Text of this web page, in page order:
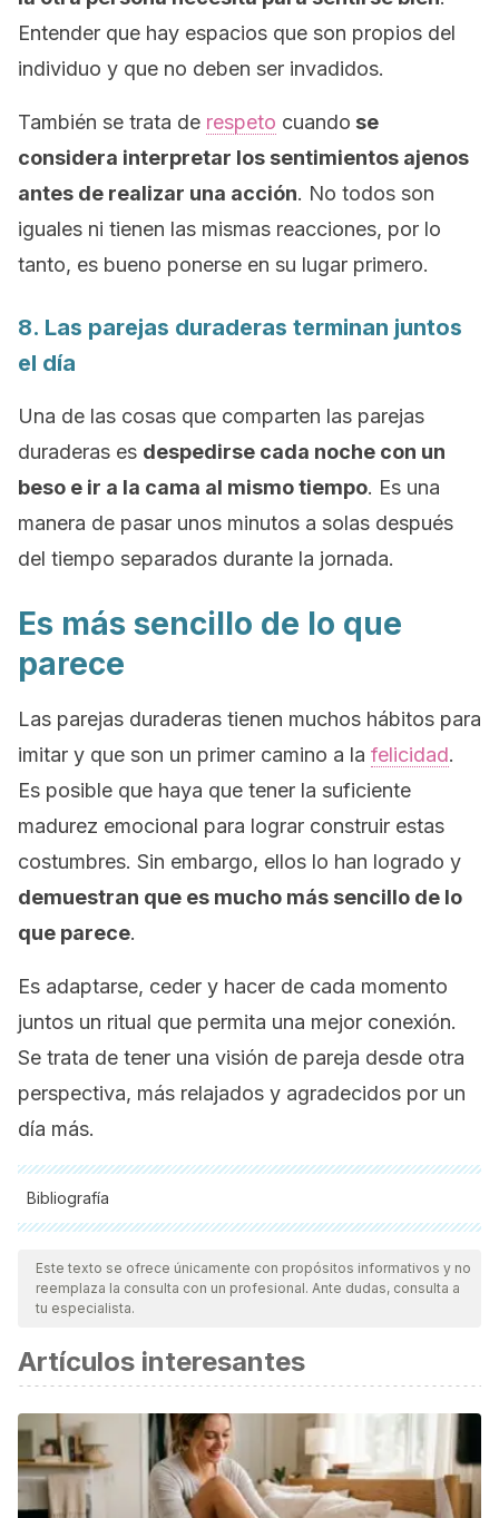
Entender que hay espacios que son propios del
individuo y que no deben ser invadidos.
También se trata de respeto cuando se
considera interpretar los sentimientos ajenos
antes de realizar una acción. No todos son
iguales ni tienen las mismas reacciones, por lo
tanto, es bueno ponerse en su lugar primero.
8. Las parejas duraderas terminan juntos
el día
Una de las cosas que comparten las parejas
duraderas es despedirse cada noche con un
beso e ir a la cama al mismo tiempo. Es una
manera de pasar unos minutos a solas después
del tiempo separados durante la jornada.
Es más sencillo de lo que
parece
Las parejas duraderas tienen muchos hábitos para
imitar y que son un primer camino a la felicidad.
Es posible que haya que tener la suficiente
madurez emocional para lograr construir estas
costumbres. Sin embargo, ellos lo han logrado y
demuestran que es mucho más sencillo de lo
que parece.
Es adaptarse, ceder y hacer de cada momento
juntos un ritual que permita una mejor conexión.
Se trata de tener una visión de pareja desde otra
perspectiva, más relajados y agradecidos por un
día más.
Bibliografía
Todas las fuentes citadas fueron revisadas a profundidad por
nuestro equipo, para asegurar su calidad, confiabilidad,
vigencia y validez.La bibliografía de este artículo fue
científica.
Cid, F. M. (2011). Los cuatro componentes de la relación de
pareja.
Revista electrónica de psicología Iztacala
321-332.
García, F. E., Fuentes Zarate, R., & Sánchez Sánchez, A.
Este texto se ofrece únicamente con propósitos informativos y no
reemplaza la consulta con un profesional. Ante dudas, consulta a
tu especialista.
Artículos interesantes